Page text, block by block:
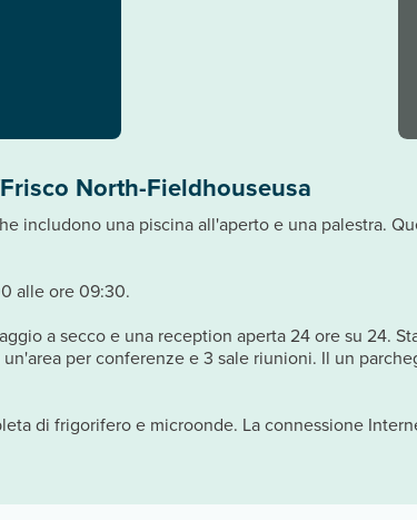
North-Fieldhouseusa
includono una piscina all'aperto e una palestra.
alle ore 09:30.
a secco e una reception aperta 24 ore su 24.
per conferenze e 3 sale riunioni. Il un
di frigorifero e microonde. La connessione